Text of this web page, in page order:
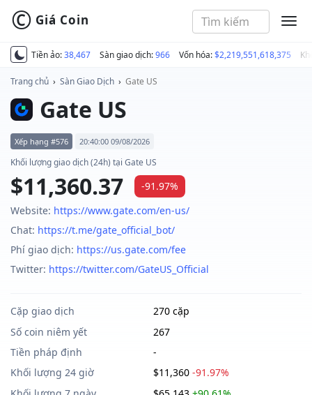
Tiền ảo:38,467 Sàn giao dịch:966 Vốn hóa:$2,219,551,618,375
© Giá Coin
Trang chủ › Sàn Giao Dịch › Gate US
Gate US
Xếp hạng #576 20:40:00 09/08/2026
Khối lượng giao dịch (24h) tại Gate US
$11,360.37
-91.97%
Website: https://www.gate.com/en-us/
Chat: https://t.me/gate_official_bot/
Phí giao dịch: https://us.gate.com/fee
Twitter: https://twitter.com/GateUS_Official
Cặp giao dịch
270 cặp
Số coin niêm yết
267
Tiền pháp định
-
Khối lượng 24 giờ
$11,360 -91.97%